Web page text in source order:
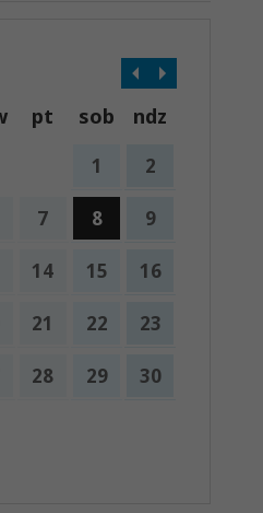
pt sob ndz
1 2
7 8 9
14 15 16
21 22 23
28 29 30